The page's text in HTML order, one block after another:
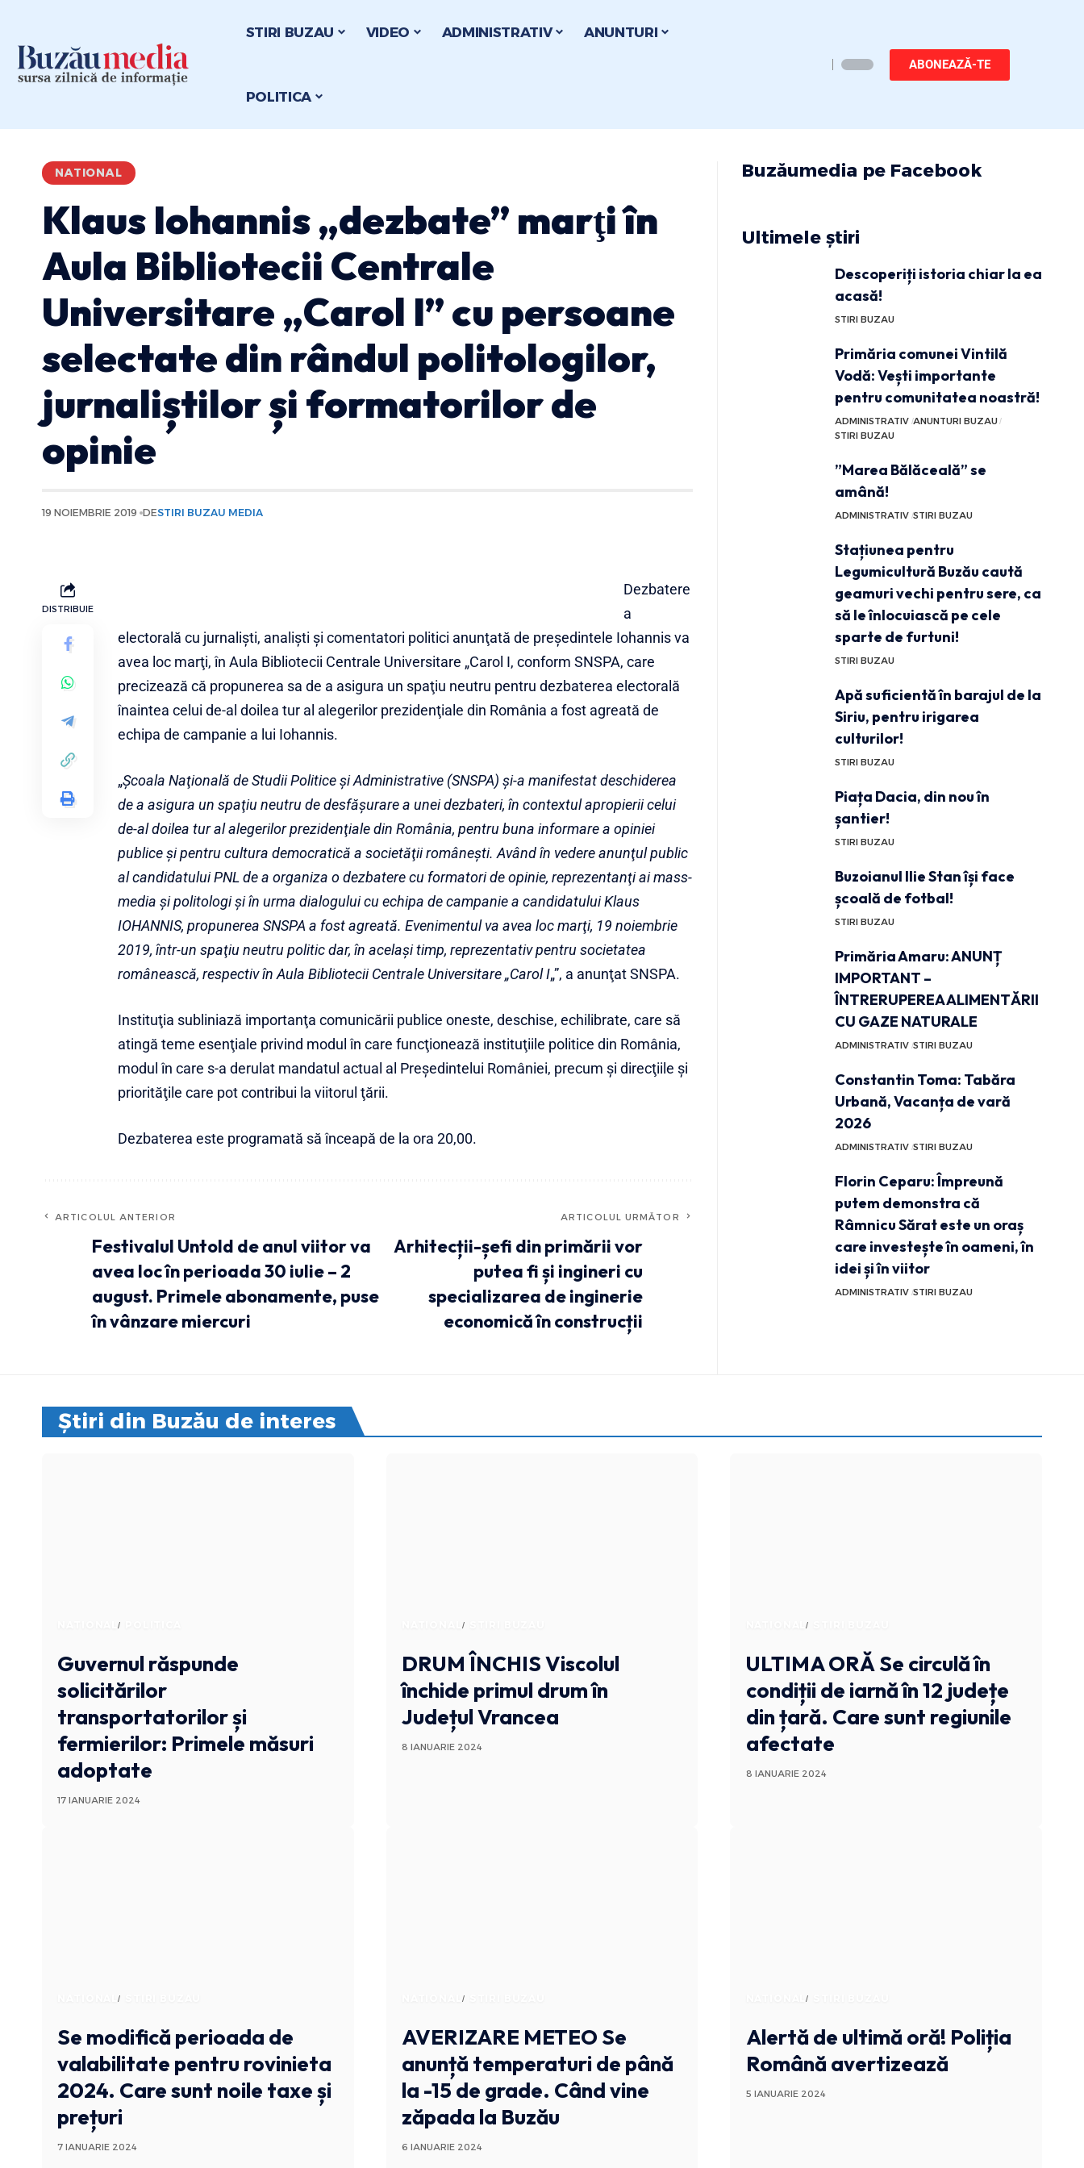
STIRI BUZAU VIDEO ADMINISTRATIV ANUNTURI
POLITICA
ABONEAZĂ-TE
NATIONAL
Klaus Iohannis „dezbate” marţi în
Aula Bibliotecii Centrale
Universitare „Carol I” cu persoane
selectate din rândul politologilor,
jurnaliștilor și formatorilor de
opinie
19 NOIEMBRIE 2019 DESTIRI BUZAU MEDIA
DISTRIBUIE
Dezbatere
a
electorală cu jurnalişti, analişti şi comentatori politici anunţată de preşedintele Iohannis va
avea loc marţi, în Aula Bibliotecii Centrale Universitare „Carol I, conform SNSPA, care
precizează că propunerea sa de a asigura un spaţiu neutru pentru dezbaterea electorală
înaintea celui de-al doilea tur al alegerilor prezidenţiale din România a fost agreată de
echipa de campanie a lui Iohannis.
„Şcoala Naţională de Studii Politice şi Administrative (SNSPA) şi-a manifestat deschiderea
de a asigura un spaţiu neutru de desfăşurare a unei dezbateri, în contextul apropierii celui
de-al doilea tur al alegerilor prezidenţiale din România, pentru buna informare a opiniei
publice şi pentru cultura democratică a societăţii româneşti. Având în vedere anunţul public
al candidatului PNL de a organiza o dezbatere cu formatori de opinie, reprezentanţi ai mass-
media şi politologi şi în urma dialogului cu echipa de campanie a candidatului Klaus
IOHANNIS, propunerea SNSPA a fost agreată. Evenimentul va avea loc marţi, 19 noiembrie
2019, într-un spaţiu neutru politic dar, în acelaşi timp, reprezentativ pentru societatea
românească, respectiv în Aula Bibliotecii Centrale Universitare „Carol I„”, a anunţat SNSPA.
Instituţia subliniază importanţa comunicării publice oneste, deschise, echilibrate, care să
atingă teme esenţiale privind modul în care funcţionează instituţiile politice din România,
modul în care s-a derulat mandatul actual al Preşedintelui României, precum şi direcţiile şi
priorităţile care pot contribui la viitorul ţării.
Dezbaterea este programată să înceapă de la ora 20,00.
ARTICOLUL ANTERIOR
Festivalul Untold de anul viitor va
avea loc în perioada 30 iulie – 2
august. Primele abonamente, puse
în vânzare miercuri
ARTICOLUL URMĂTOR
Arhitecții-șefi din primării vor
putea fi și ingineri cu
specializarea de inginerie
economică în construcții
Buzăumedia pe Facebook
Ultimele știri
Descoperiți istoria chiar la ea
acasă!
STIRI BUZAU
Primăria comunei Vintilă
Vodă: Vești importante
pentru comunitatea noastră!
ADMINISTRATIV ANUNTURI BUZAU
STIRI BUZAU
”Marea Bălăceală” se
amână!
ADMINISTRATIV STIRI BUZAU
Stațiunea pentru
Legumicultură Buzău caută
geamuri vechi pentru sere, ca
să le înlocuiască pe cele
sparte de furtuni!
STIRI BUZAU
Apă suficientă în barajul de la
Siriu, pentru irigarea
culturilor!
STIRI BUZAU
Piața Dacia, din nou în
șantier!
STIRI BUZAU
Buzoianul Ilie Stan își face
școală de fotbal!
STIRI BUZAU
Primăria Amaru: ANUNȚ
IMPORTANT –
ÎNTRERUPEREA ALIMENTĂRII
CU GAZE NATURALE
ADMINISTRATIV STIRI BUZAU
Constantin Toma: Tabăra
Urbană, Vacanța de vară
2026
ADMINISTRATIV STIRI BUZAU
Florin Ceparu: Împreună
putem demonstra că
Râmnicu Sărat este un oraș
care investește în oameni, în
idei și în viitor
ADMINISTRATIV STIRI BUZAU
Știri din Buzău de interes
NATIONAL
Guvernul răspunde
solicitărilor
transportatorilor și
fermierilor: Primele măsuri
adoptate
17 IANUARIE 2024
NATIONAL
DRUM ÎNCHISViscolul
închide primul drum în
Județul Vrancea
8 IANUARIE 2024
NATIONAL
ULTIMA ORĂSe circulă în
condiții de iarnă în 12 județe
din țară. Care sunt regiunile
afectate
8 IANUARIE 2024
NATIONAL
Se modifică perioada de
valabilitate pentru rovinieta
2024. Care sunt noile taxe și
prețuri
7 IANUARIE 2024
NATIONAL
AVERIZARE METEO Se
anunță temperaturi de până
la -15 de grade. Când vine
zăpada la Buzău
6 IANUARIE 2024
NATIONAL
Alertă de ultimă oră! Poliția
Română avertizează
5 IANUARIE 2024